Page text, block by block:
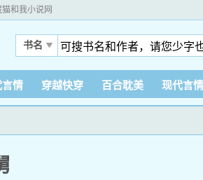
猫和我小说网
书名
言情 穿越快穿 百合耽美 现代言情